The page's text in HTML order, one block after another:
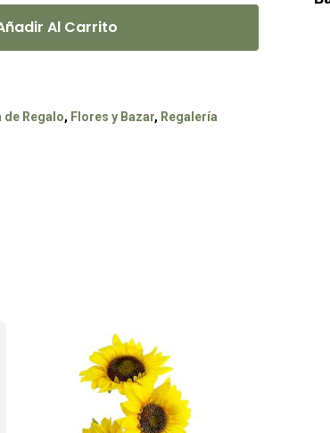
Al Carrito
de Regalo, Flores y Bazar, Regalería